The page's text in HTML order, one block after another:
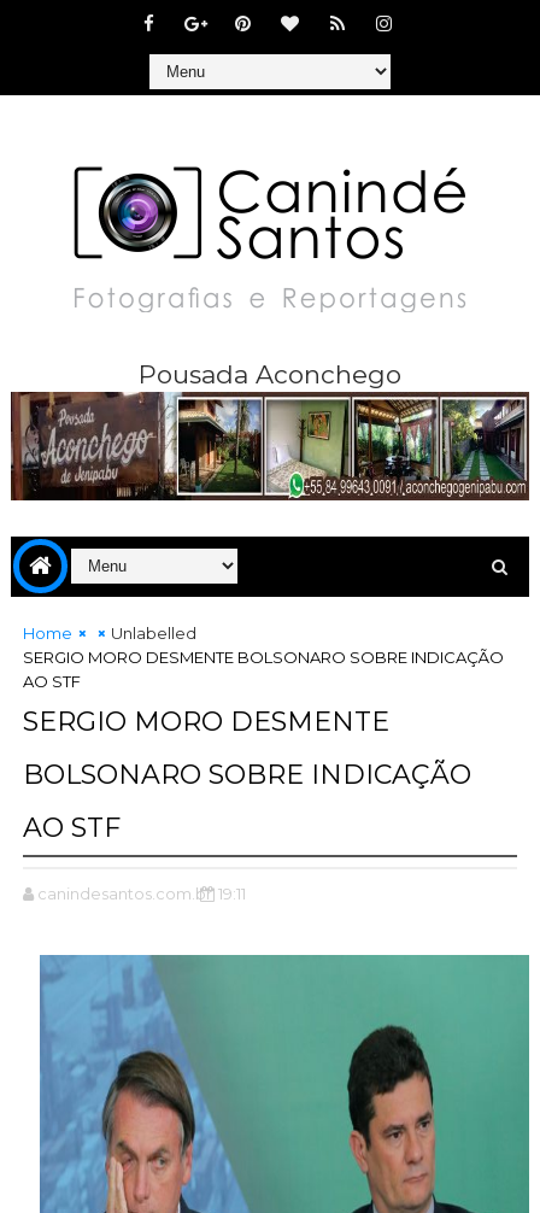
Pousada Aconchego
Home
Unlabelled
SERGIO MORO DESMENTE BOLSONARO SOBRE INDICAÇÃO
AO STF
SERGIO MORO DESMENTE
BOLSONARO SOBRE INDICAÇÃO
AO STF
canindesantos.com.br 19:11